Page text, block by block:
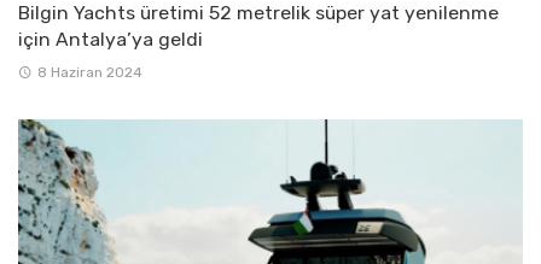
Bilgin Yachts üretimi 52 metrelik süper yat yenilenme
için Antalya’ya geldi
8 Haziran 2024